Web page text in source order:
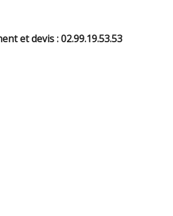
et devis : 02.99.19.53.53